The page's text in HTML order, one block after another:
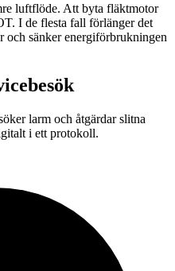
luftflöde. Att byta fläktmotor
I de flesta fall förlänger det
och sänker energiförbrukningen
larm och åtgärdar slitna
i ett protokoll.